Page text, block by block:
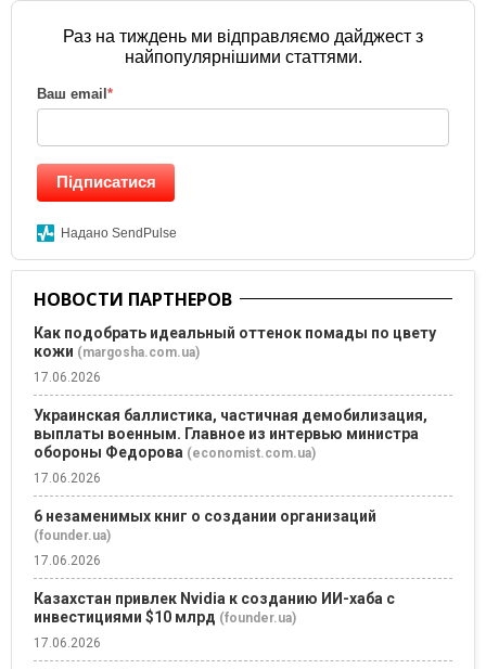
Раз на тиждень ми відправляємо дайджест з
найпопулярнішими статтями.
Ваш email *
Підписатися
Надано SendPulse
НОВОСТИ ПАРТНЕРОВ
Как подобрать идеальный оттенок помады по цвету
кожи (margosha.com.ua)
17.06.2026
Украинская баллистика, частичная демобилизация,
выплаты военным. Главное из интервью министра
обороны Федорова (economist.com.ua)
17.06.2026
6 незаменимых книг о создании организаций
(founder.ua)
17.06.2026
Казахстан привлек Nvidia к созданию ИИ-хаба с
инвестициями $10 млрд (founder.ua)
17.06.2026